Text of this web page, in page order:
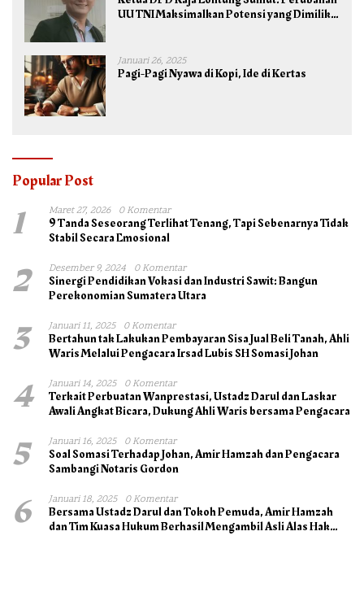
UU TNI Maksimalkan Potensi yang Dimiliki
Januari 26, 2025
Pagi-Pagi Nyawa di Kopi, Ide di Kertas
Popular Post
1 Maret 27, 2026 0 Komentar
9 Tanda Seseorang Terlihat Tenang, Tapi Sebenarnya Tidak
Stabil Secara Emosional
2 Desember 9, 2024 0 Komentar
Sinergi Pendidikan Vokasi dan Industri Sawit: Bangun
Perekonomian Sumatera Utara
3 Januari 11, 2025 0 Komentar
Bertahun tak Lakukan Pembayaran Sisa Jual Beli Tanah, Ahli
Waris Melalui Pengacara Irsad Lubis SH Somasi Johan
4 Januari 14, 2025 0 Komentar
Terkait Perbuatan Wanprestasi, Ustadz Darul dan Laskar
Awali Angkat Bicara, Dukung Ahli Waris bersama Pengacara
5 Januari 16, 2025 0 Komentar
Soal Somasi Terhadap Johan, Amir Hamzah dan Pengacara
Sambangi Notaris Gordon
6 Januari 18, 2025 0 Komentar
Bersama Ustadz Darul dan Tokoh Pemuda, Amir Hamzah
dan Tim Kuasa Hukum Berhasil Mengambil Asli Alas Hak